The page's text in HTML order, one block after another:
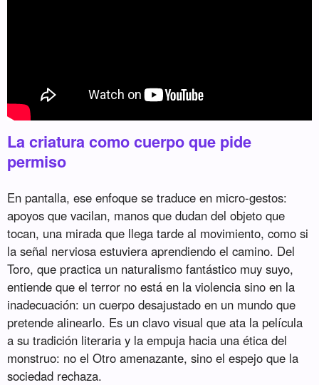
La criatura como cuerpo que pide
permiso
En pantalla, ese enfoque se traduce en micro-gestos:
apoyos que vacilan, manos que dudan del objeto que
tocan, una mirada que llega tarde al movimiento, como si
la señal nerviosa estuviera aprendiendo el camino. Del
Toro, que practica un naturalismo fantástico muy suyo,
entiende que el terror no está en la violencia sino en la
inadecuación: un cuerpo desajustado en un mundo que
pretende alinearlo. Es un clavo visual que ata la película
a su tradición literaria y la empuja hacia una ética del
monstruo: no el Otro amenazante, sino el espejo que la
sociedad rechaza.